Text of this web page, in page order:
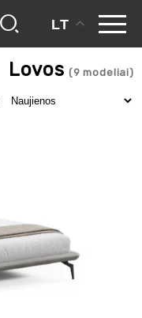
LT
Lovos (9 modeliai)